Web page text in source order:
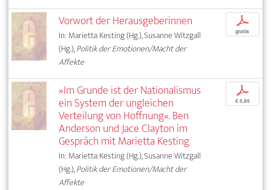
Vorwort der Herausgeberinnen
In: Marietta Kesting (Hg.), Susanne Witzgall
(Hg.),Politik der Emotionen/Macht der
Affekte
p
gratis
»Im Grunde ist der Nationalismus
ein System der ungleichen
Verteilung von Hoffnung«. Ben
Anderson und Jace Clayton im
Gespräch mit Marietta Kesting
In: Marietta Kesting (Hg.), Susanne Witzgall
(Hg.),Politik der Emotionen/Macht der
Affekte
p
€ 5,95